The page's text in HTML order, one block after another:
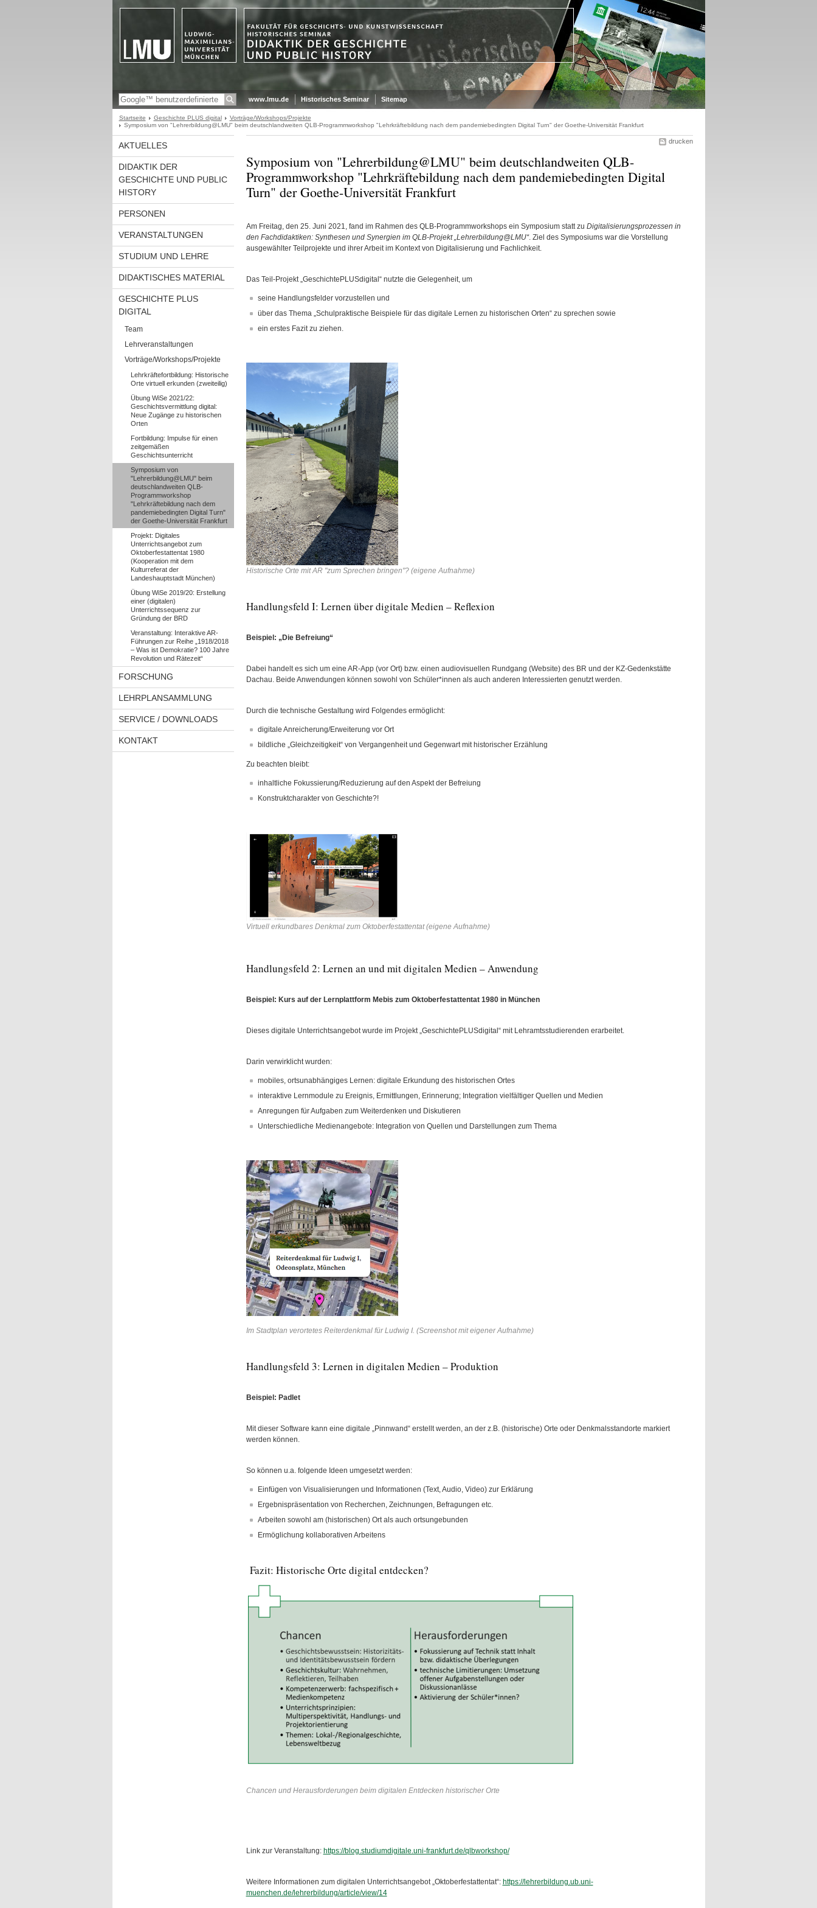
www.lmu.de Historisches Seminar Sitemap
Startseite Geschichte PLUS digital
Vorträge/Workshops/Projekte
Symposium von "Lehrerbildung@LMU" beim deutschlandweiten QLB-Programmworkshop "Lehrkräftebildung nach dem pandemiebedingten Digital Turn" der Goethe-Universität Frankfurt
AKTUELLES
DIDAKTIK DER
GESCHICHTE UND PUBLIC
HISTORY
PERSONEN
VERANSTALTUNGEN
STUDIUM UND LEHRE
DIDAKTISCHES MATERIAL
GESCHICHTE PLUS
DIGITAL
Team
Lehrveranstaltungen
Vorträge/Workshops/Projekte
Lehrkräftefortbildung: Historische
Orte virtuell erkunden (zweiteilig)
Übung WiSe 2021/22:
Geschichtsvermittlung digital:
Neue Zugänge zu historischen
Orten
Fortbildung: Impulse für einen
zeitgemäßen
Geschichtsunterricht
Symposium von
"Lehrerbildung@LMU" beim
deutschlandweiten QLB-
Programmworkshop
"Lehrkräftebildung nach dem
pandemiebedingten Digital Turn"
der Goethe-Universität Frankfurt
Projekt: Digitales
Unterrichtsangebot zum
Oktoberfestattentat 1980
(Kooperation mit dem
Kulturreferat der
Landeshauptstadt München)
Übung WiSe 2019/20: Erstellung
einer (digitalen)
Unterrichtssequenz zur
Gründung der BRD
Veranstaltung: Interaktive AR-
Führungen zur Reihe „1918/2018
– Was ist Demokratie? 100 Jahre
Revolution und Rätezeit“
FORSCHUNG
LEHRPLANSAMMLUNG
SERVICE / DOWNLOADS
KONTAKT
drucken
Symposium von "Lehrerbildung@LMU" beim deutschlandweiten QLB-
Programmworkshop "Lehrkräftebildung nach dem pandemiebedingten Digital
Turn" der Goethe-Universität Frankfurt
Am Freitag, den 25. Juni 2021, fand im Rahmen des QLB-Programmworkshops ein Symposium statt zu Digitalisierungsprozessen in
den Fachdidaktiken: Synthesen und Synergien im QLB-Projekt „Lehrerbildung@LMU“. Ziel des Symposiums war die Vorstellung
ausgewählter Teilprojekte und ihrer Arbeit im Kontext von Digitalisierung und Fachlichkeit.
Das Teil-Projekt „GeschichtePLUSdigital“ nutzte die Gelegenheit, um
seine Handlungsfelder vorzustellen und
über das Thema „Schulpraktische Beispiele für das digitale Lernen zu historischen Orten“ zu sprechen sowie
ein erstes Fazit zu ziehen.
Historische Orte mit AR "zum Sprechen bringen"? (eigene Aufnahme)
Handlungsfeld I: Lernen über digitale Medien – Reflexion
Beispiel: „Die Befreiung“
Dabei handelt es sich um eine AR-App (vor Ort) bzw. einen audiovisuellen Rundgang (Website) des BR und der KZ-Gedenkstätte
Dachau. Beide Anwendungen können sowohl von Schüler*innen als auch anderen Interessierten genutzt werden.
Durch die technische Gestaltung wird Folgendes ermöglicht:
digitale Anreicherung/Erweiterung vor Ort
bildliche „Gleichzeitigkeit“ von Vergangenheit und Gegenwart mit historischer Erzählung
Zu beachten bleibt:
inhaltliche Fokussierung/Reduzierung auf den Aspekt der Befreiung
Konstruktcharakter von Geschichte?!
Virtuell erkundbares Denkmal zum Oktoberfestattentat (eigene Aufnahme)
Handlungsfeld 2: Lernen an und mit digitalen Medien – Anwendung
Beispiel: Kurs auf der Lernplattform Mebis zum Oktoberfestattentat 1980 in München
Dieses digitale Unterrichtsangebot wurde im Projekt „GeschichtePLUSdigital“ mit Lehramtsstudierenden erarbeitet.
Darin verwirklicht wurden:
mobiles, ortsunabhängiges Lernen: digitale Erkundung des historischen Ortes
interaktive Lernmodule zu Ereignis, Ermittlungen, Erinnerung; Integration vielfältiger Quellen und Medien
Anregungen für Aufgaben zum Weiterdenken und Diskutieren
Unterschiedliche Medienangebote: Integration von Quellen und Darstellungen zum Thema
Im Stadtplan verortetes Reiterdenkmal für Ludwig I. (Screenshot mit eigener Aufnahme)
Handlungsfeld 3: Lernen in digitalen Medien – Produktion
Beispiel: Padlet
Mit dieser Software kann eine digitale „Pinnwand“ erstellt werden, an der z.B. (historische) Orte oder Denkmalsstandorte markiert
werden können.
So können u.a. folgende Ideen umgesetzt werden:
Einfügen von Visualisierungen und Informationen (Text, Audio, Video) zur Erklärung
Ergebnispräsentation von Recherchen, Zeichnungen, Befragungen etc.
Arbeiten sowohl am (historischen) Ort als auch ortsungebunden
Ermöglichung kollaborativen Arbeitens
Fazit: Historische Orte digital entdecken?
Chancen und Herausforderungen beim digitalen Entdecken historischer Orte
Link zur Veranstaltung: https://blog.studiumdigitale.uni-frankfurt.de/qlbworkshop/
Weitere Informationen zum digitalen Unterrichtsangebot „Oktoberfestattentat“: https://lehrerbildung.ub.uni-
muenchen.de/lehrerbildung/article/view/14